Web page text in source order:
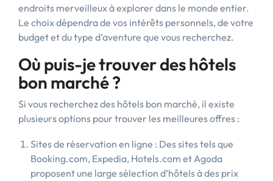
endroits merveilleux à explorer dans le monde entier.
Le choix dépendra de vos intérêts personnels, de votre
budget et du type d’aventure que vous recherchez.
Où puis-je trouver des hôtels
bon marché ?
Si vous recherchez des hôtels bon marché, il existe
plusieurs options pour trouver les meilleures offres :
Sites de réservation en ligne : Des sites tels que
Booking.com, Expedia, Hotels.com et Agoda
proposent une large sélection d’hôtels à des prix